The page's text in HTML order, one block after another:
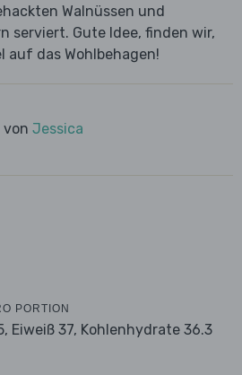
Walnüssen und
serviert. Gute Idee, finden wir,
auf das Wohlbehagen!
von Jessica
PORTION
Eiweiß 37, Kohlenhydrate 36.3